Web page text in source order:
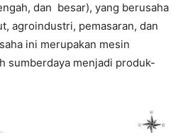
dan besar), yang berusaha
agroindustri, pemasaran, dan
ini merupakan mesin
sumberdaya menjadi produk-